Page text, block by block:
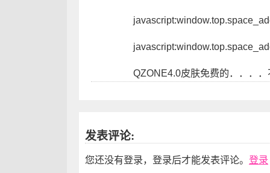
QZONE4.0皮肤免费的．．．
发表评论:
您还没有登录，登录后才能发表评论。 登录